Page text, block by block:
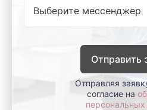
Отправить
Отправляя
согласие на